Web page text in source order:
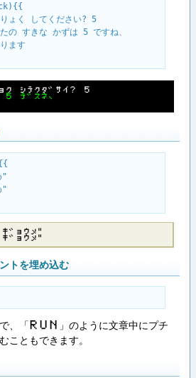
ょく してください? 5
の すきな かずは 5 ですね、
ます
ク シテクタ゛サイ？ ５
テ゛スネ、
"
"
゛ョウメ”
゛ョウメ”
トを埋め込む
、「 Ｒ​Ｕ​Ｎ
」のように文章中にプチ
こともできます。